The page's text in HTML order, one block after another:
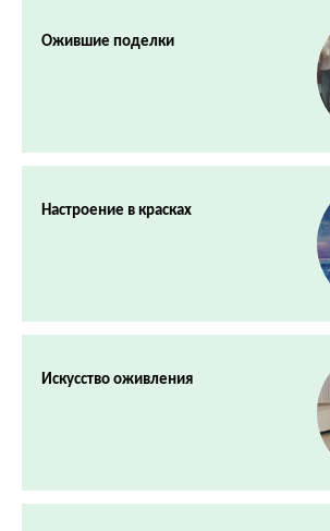
Ожившие поделки
Настроение в красках
Искусство оживления